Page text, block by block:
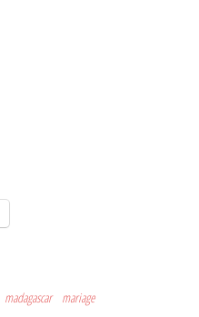
madagascar mariage